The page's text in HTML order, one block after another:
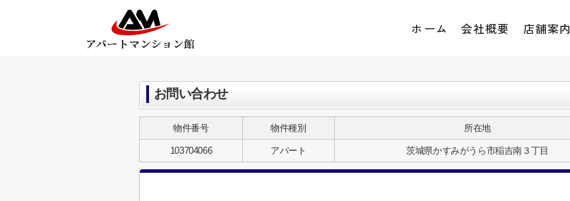
ホーム 会社概要 店舗案内
お問い合わせ
物件番号 物件種別 所在地
103704066 アパート 茨城県かすみがうら市稲吉南３丁目